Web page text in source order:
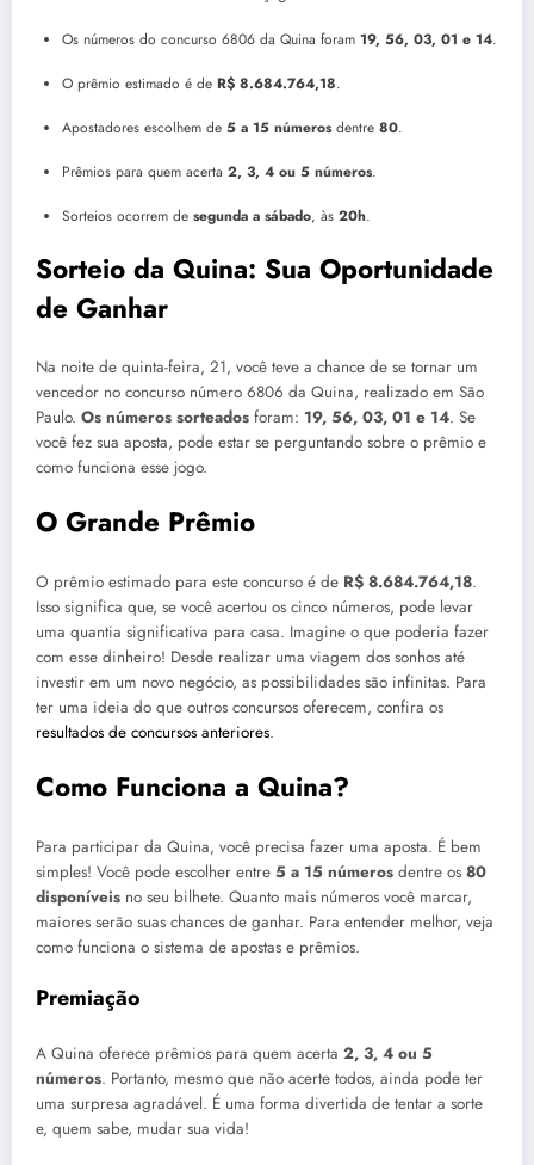
Os números do concurso 6806 da Quina foram 19, 56, 03, 01 e 14.
O prêmio estimado é de R$ 8.684.764,18.
Apostadores escolhem de 5 a 15 númerosdentre 80.
Prêmios para quem acerta 2, 3, 4 ou 5 números.
Sorteios ocorrem de segunda a sábado, às 20h.
Sorteio da Quina: Sua Oportunidade
de Ganhar
Na noite de quinta-feira, 21, você teve a chance de se tornar um
vencedor no concurso número 6806 da Quina, realizado em São
Paulo. Os números sorteados foram: 19, 56, 03, 01 e 14. Se
você fez sua aposta, pode estar se perguntando sobre o prêmio e
como funciona esse jogo.
O Grande Prêmio
O prêmio estimado para este concurso é de R$ 8.684.764,18.
Isso significa que, se você acertou os cinco números, pode levar
uma quantia significativa para casa. Imagine o que poderia fazer
com esse dinheiro! Desde realizar uma viagem dos sonhos até
investir em um novo negócio, as possibilidades são infinitas. Para
ter uma ideia do que outros concursos oferecem, confira os
resultados de concursos anteriores.
Como Funciona a Quina?
Para participar da Quina, você precisa fazer uma aposta. É bem
simples! Você pode escolher entre 5 a 15 números dentre os 80
disponíveis no seu bilhete. Quanto mais números você marcar,
maiores serão suas chances de ganhar. Para entender melhor, veja
como funciona o sistema de apostas e prêmios.
Premiação
A Quina oferece prêmios para quem acerta 2, 3, 4 ou 5
números. Portanto, mesmo que não acerte todos, ainda pode ter
uma surpresa agradável. É uma forma divertida de tentar a sorte
e, quem sabe, mudar sua vida!